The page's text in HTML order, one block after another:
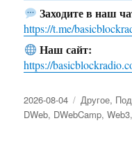
Заходите в наш
https://t.me/
Наш сайт:
https://
Опубликовано
2026-08-04 Рубрики
Другое,
DWeb, DWebCamp,Web3,